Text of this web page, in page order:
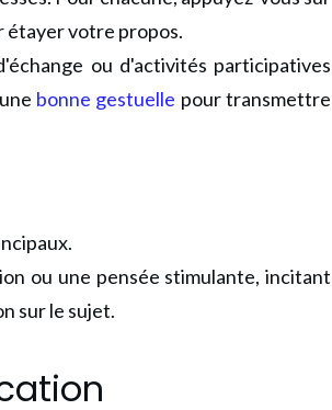
étayer votre propos.
ou d'activités participatives
bonne gestuelle pour transmettre
ou une pensée stimulante, incitant
sur le sujet.